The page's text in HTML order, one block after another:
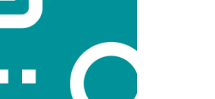
Заказать